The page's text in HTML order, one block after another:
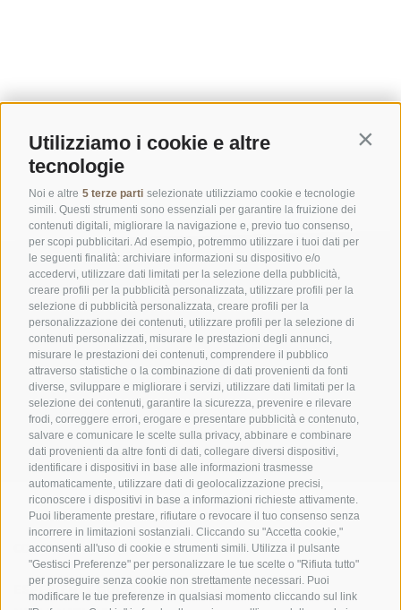
Utilizziamo i cookie e altre
tecnologie
Noi e altre 5 terze parti selezionate utilizziamo cookie e tecnologie
simili. Questi strumenti sono essenziali per garantire la fruizione dei
contenuti digitali, migliorare la navigazione e, previo tuo consenso,
per scopi pubblicitari. Ad esempio, potremmo utilizzare i tuoi dati per
le seguenti finalità: archiviare informazioni su dispositivo e/o
accedervi, utilizzare dati limitati per la selezione della pubblicità,
creare profili per la pubblicità personalizzata, utilizzare profili per la
selezione di pubblicità personalizzata, creare profili per la
personalizzazione dei contenuti, utilizzare profili per la selezione di
contenuti personalizzati, misurare le prestazioni degli annunci,
misurare le prestazioni dei contenuti, comprendere il pubblico
attraverso statistiche o la combinazione di dati provenienti da fonti
diverse, sviluppare e migliorare i servizi, utilizzare dati limitati per la
selezione dei contenuti, garantire la sicurezza, prevenire e rilevare
frodi, correggere errori, erogare e presentare pubblicità e contenuto,
salvare e comunicare le scelte sulla privacy, abbinare e combinare
dati provenienti da altre fonti di dati, collegare diversi dispositivi,
identificare i dispositivi in base alle informazioni trasmesse
automaticamente, utilizzare dati di geolocalizzazione precisi,
riconoscere i dispositivi in base a informazioni richieste attivamente.
Puoi liberamente prestare, rifiutare o revocare il tuo consenso senza
incorrere in limitazioni sostanziali. Cliccando su "Accetta cookie,"
acconsenti all'uso di cookie e strumenti simili. Utilizza il pulsante
"Gestisci Preferenze" per personalizzare le tue scelte o "Rifiuta tutto"
per proseguire senza cookie non strettamente necessari. Puoi
modificare le tue preferenze in qualsiasi momento cliccando sul link
UFFICIO PER IL PARCO NAZIONALE DELLO STELVIO
SOCIAL MEDIA POLICY | CREDITS | MAPPA DEL SITO | COOKIE POLICY | PRIVACY
Preferenze Cookies
CONTATTI CENTRI VISITATORI
ESPERIENZE GUIDATE
SCUOLE